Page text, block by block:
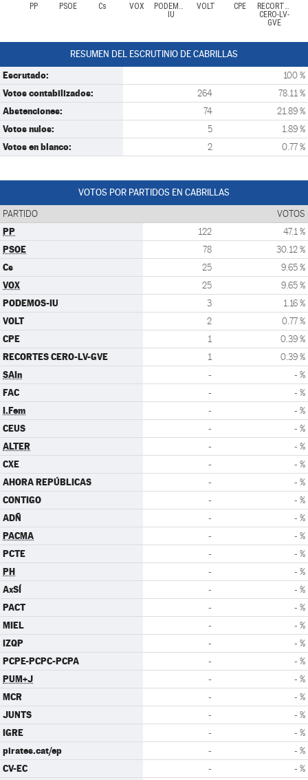
PP PSOE Cs VOX
PODEMOS-
IU
VOLT CPE
RECORTES
CERO-LV-
GVE
RESUMEN DEL ESCRUTINIO DE CABRILLAS
Escrutado: 100 %
Votos contabilizados: 264 78.11 %
Abstenciones: 74 21.89 %
Votos nulos: 5 1.89 %
Votos en blanco: 2 0.77 %
VOTOS POR PARTIDOS EN CABRILLAS
PARTIDO VOTOS
PP 122 47.1 %
PSOE 78 30.12 %
Cs 25 9.65 %
VOX 25 9.65 %
PODEMOS-IU 3 1.16 %
VOLT 2 0.77 %
CPE 1 0.39 %
RECORTES CERO-LV-GVE 1 0.39 %
SAIn - - %
FAC - - %
I.Fem - - %
CEUS - - %
ALTER - - %
CXE - - %
AHORA REPÚBLICAS - - %
CONTIGO - - %
ADÑ - - %
PACMA - - %
PCTE - - %
PH - - %
AxSÍ - - %
PACT - - %
MIEL - - %
IZQP - - %
PCPE-PCPC-PCPA - - %
PUM+J - - %
MCR - - %
JUNTS - - %
IGRE - - %
pirates.cat/ep - - %
CV-EC - - %